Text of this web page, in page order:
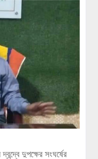
দুপক্ষের সংঘর্ষের